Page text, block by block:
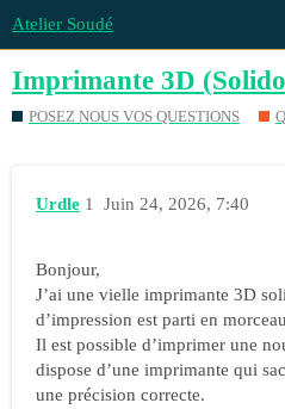
Atelier Soudé
Imprimante 3D
POSEZ NOUS VOS QUESTIONS
Urdle Juin 24, 2026, 7:40
1
Bonjour,
J’ai une vielle imprimante 3D
d’impression est parti en
Il est possible d’imprimer une
dispose d’une imprimante qui
une précision correcte.